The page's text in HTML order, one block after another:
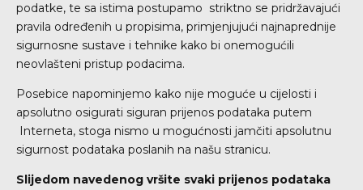
podatke, te sa istima postupamo striktno se pridržavajući
pravila određenih u propisima, primjenjujući najnaprednije
sigurnosne sustave i tehnike kako bi onemogućili
neovlašteni pristup podacima.
Posebice napominjemo kako nije moguće u cijelosti i
apsolutno osigurati siguran prijenos podataka putem
Interneta, stoga nismo u mogućnosti jamčiti apsolutnu
sigurnost podataka poslanih na našu stranicu.
Slijedom navedenog vršite svaki prijenos podataka